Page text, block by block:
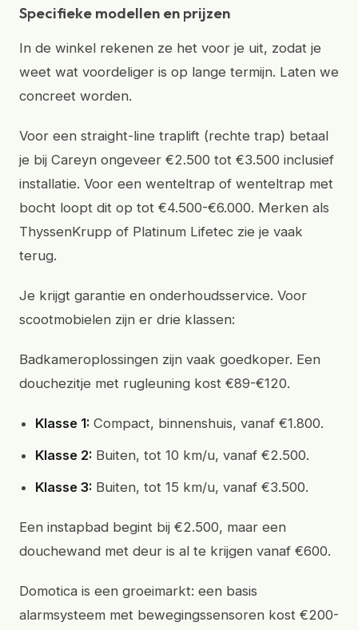
Specifieke modellen en prijzen
In de winkel rekenen ze het voor je uit, zodat je
weet wat voordeliger is op lange termijn. Laten we
concreet worden.
Voor een straight-line traplift (rechte trap) betaal
je bij Careyn ongeveer €2.500 tot €3.500 inclusief
installatie. Voor een wenteltrap of wenteltrap met
bocht loopt dit op tot €4.500-€6.000. Merken als
ThyssenKrupp of Platinum Lifetec zie je vaak
terug.
Je krijgt garantie en onderhoudsservice. Voor
scootmobielen zijn er drie klassen:
Badkameroplossingen zijn vaak goedkoper. Een
douchezitje met rugleuning kost €89-€120.
Klasse 1: Compact, binnenshuis, vanaf €1.800.
Klasse 2: Buiten, tot 10 km/u, vanaf €2.500.
Klasse 3: Buiten, tot 15 km/u, vanaf €3.500.
Een instapbad begint bij €2.500, maar een
douchewand met deur is al te krijgen vanaf €600.
Domotica is een groeimarkt: een basis
alarmsysteem met bewegingssensoren kost €200-